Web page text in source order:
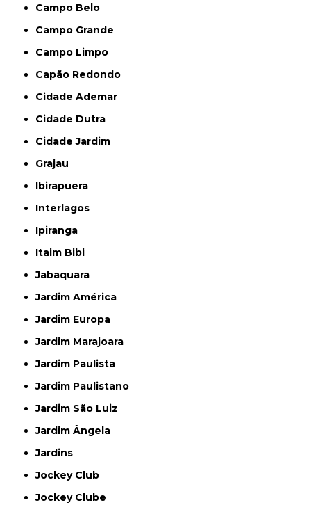
Campo Belo
Campo Grande
Campo Limpo
Capão Redondo
Cidade Ademar
Cidade Dutra
Cidade Jardim
Grajau
Ibirapuera
Interlagos
Ipiranga
Itaim Bibi
Jabaquara
Jardim América
Jardim Europa
Jardim Marajoara
Jardim Paulista
Jardim Paulistano
Jardim São Luiz
Jardim Ângela
Jardins
Jockey Club
Jockey Clube